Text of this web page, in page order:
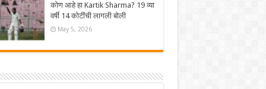
कोण आहे हा Kartik Sharma? 19 व्या
वर्षी 14 कोटींची लागली बोली
May 5, 2026